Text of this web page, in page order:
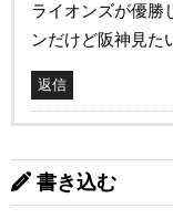
ライオンズが優勝
ンだけど阪神見た
返信
書き込む